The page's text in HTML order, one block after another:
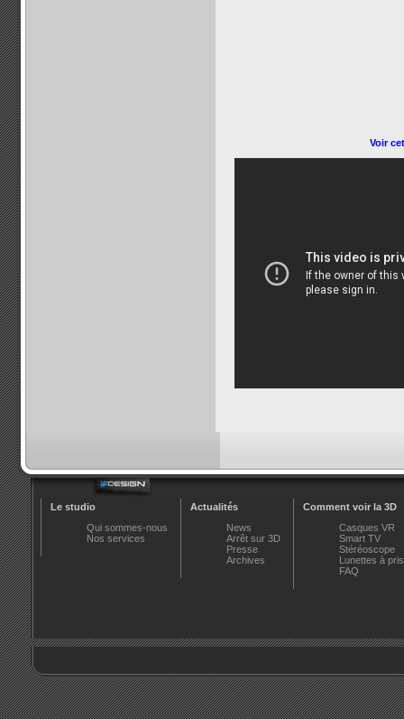
Voir
Le studio
Qui sommes-nous
Nos services
Actualités
News
Arrêt sur 3D
Presse
Archives
Comment voir la 3D
Casques VR
Smart TV
Stéréoscope
Lunettes à
FAQ